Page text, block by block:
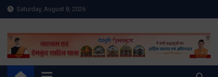
Skip
to
Saturday, August 8, 2026
Meru Raibar | Uttarakhand
News | Uttarkashi News
meruraibar.com